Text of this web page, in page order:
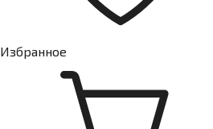
Избранное